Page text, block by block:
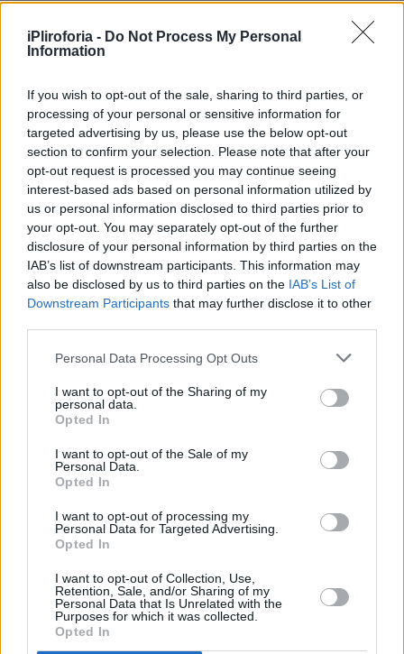
iPliroforia - Do Not Process My Personal
Information
If you wish to opt-out of the sale, sharing to third parties, or
processing of your personal or sensitive information for
targeted advertising by us, please use the below opt-out
section to confirm your selection. Please note that after your
opt-out request is processed you may continue seeing
interest-based ads based on personal information utilized by
us or personal information disclosed to third parties prior to
your opt-out. You may separately opt-out of the further
disclosure of your personal information by third parties on the
IAB’s list of downstream participants. This information may
also be disclosed by us to third parties on the IAB’s List of
Downstream Participants that may further disclose it to other
Personal Data Processing Opt Outs
I want to opt-out of the Sharing of my
personal data.
Opted In
I want to opt-out of the Sale of my
Personal Data.
Opted In
I want to opt-out of processing my
Personal Data for Targeted Advertising.
Opted In
I want to opt-out of Collection, Use,
Retention, Sale, and/or Sharing of my
Personal Data that Is Unrelated with the
Purposes for which it was collected.
Opted In
Σύμφωνα με το ρεπορτάζ της Χρίσλας
δίπλα από το μνήμα του Κώστα Βουτσά, με
αποτέλεσμα να προκληθούν ζημιές οι οποίες
δεν διορθώθηκαν.
Δήμητρα Δερζέκου: «Λέω τη δική μου
αλήθεια»
Συνεντεύξεις 18/11/2025